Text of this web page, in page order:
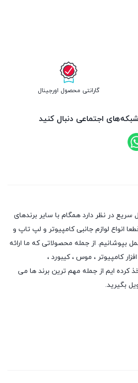
گارانتی محصول اورجینال
شبکه‌های اجتماعی دنبال کنید
در نظر دارد همگام با سایر برندهای
انواع لوازم جانبی کامپیوتر و لپ تاپ و
بپوشانیم. از جمله محصولاتی که ما ارائه
کامپیوتر ، موس ،کیبورد ،
کرده ایم از جمله مهم ترین برند ها می
بگیرید.